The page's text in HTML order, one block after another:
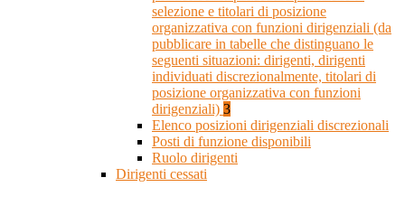
selezione e titolari di posizione
organizzativa con funzioni dirigenziali (da
pubblicare in tabelle che distinguano le
seguenti situazioni: dirigenti, dirigenti
individuati discrezionalmente, titolari di
posizione organizzativa con funzioni
dirigenziali) 3
Elenco posizioni dirigenziali discrezionali
Posti di funzione disponibili
Ruolo dirigenti
Dirigenti cessati